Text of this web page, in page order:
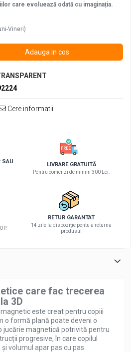
care evoluează odată cu imaginația.
Vineri)
Adauga in cos
Cere informatii
SAU
LIVRARE GRATUITĂ
Pentru comenzi de minim 300 Lei.
RETUR GARANTAT
14 zile la dispoziție pentu a returna
produsul
care fac trecerea
3D
este creat pentru copiii
o formă plană poate deveni o
jucărie magnetică potrivită pentru
progresive, în care copilul
volumul apar pas cu pas.